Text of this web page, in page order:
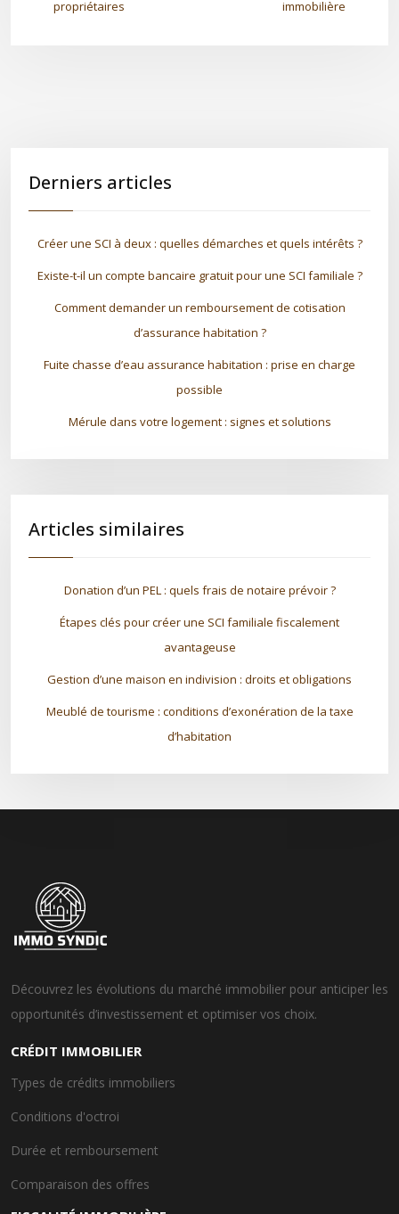
propriétaires
immobilière
Derniers articles
Créer une SCI à deux : quelles démarches et quels intérêts ?
Existe-t-il un compte bancaire gratuit pour une SCI familiale ?
Comment demander un remboursement de cotisation
d’assurance habitation ?
Fuite chasse d’eau assurance habitation : prise en charge
possible
Mérule dans votre logement : signes et solutions
Articles similaires
Donation d’un PEL : quels frais de notaire prévoir ?
Étapes clés pour créer une SCI familiale fiscalement
avantageuse
Gestion d’une maison en indivision : droits et obligations
Meublé de tourisme : conditions d’exonération de la taxe
d’habitation
Découvrez les évolutions du marché immobilier pour anticiper les
opportunités d’investissement et optimiser vos choix.
CRÉDIT IMMOBILIER
Types de crédits immobiliers
Conditions d'octroi
Durée et remboursement
Comparaison des offres